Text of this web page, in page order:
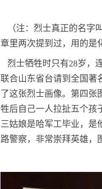
（注：烈士真正的名
章里两次提到过，用的是
烈士牺牲时只有28岁，
联合山东省台请到全国著
了这张烈士画像。第四
牲后自己一人拉扯五个孩
三姑娘是哈军工毕业，是
路警察，非常崇拜英雄，